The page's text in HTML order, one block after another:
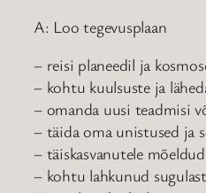
A: Loo tegevusplaan
– reisi planeedil ja
– kohtu kuulsuste ja
– omanda uusi teadmisi
– täida oma unistused ja
– täiskasvanutele
– kohtu lahkunud